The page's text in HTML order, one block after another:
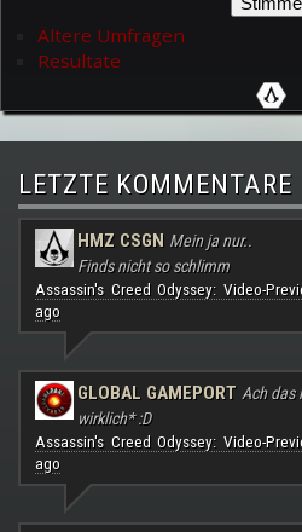
Ältere Umfragen
Resultate
LETZTE KOMMENTARE
HMZ CSGN Mein ja nur..
Finds nicht so schlimm
Assassin's Creed Odyssey: Video-
ago
GLOBAL GAMEPORT Ach das
wirklich* :D
Assassin's Creed Odyssey: Video-
ago